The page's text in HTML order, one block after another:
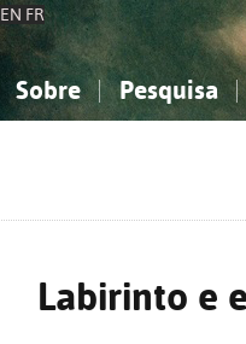
EN FR
Sobre Pesquisa
Labirinto e